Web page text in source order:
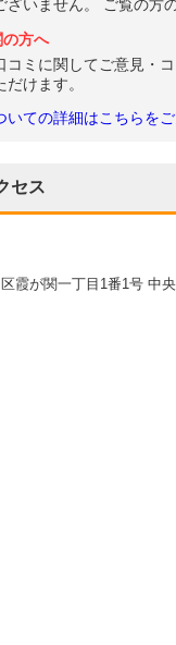
ざいません。 ご覧の方
の方へ
コミに関してご意見・
だけます。
ての詳細はこちらをご
セス
霞が関一丁目1番1号 中